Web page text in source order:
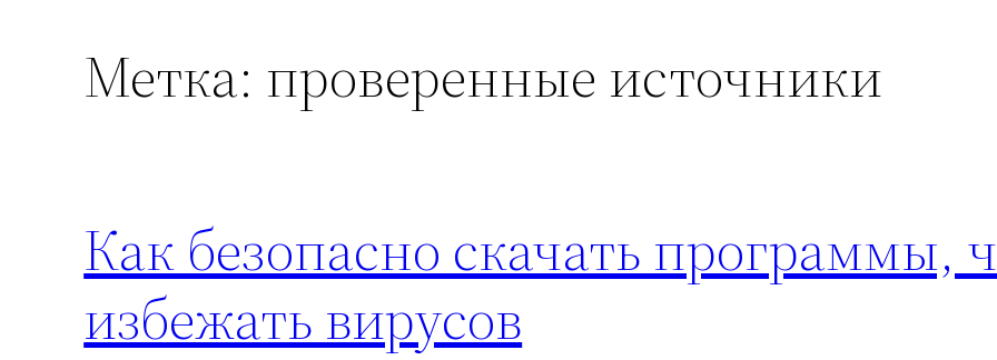
Метка: проверенные источники
Как безопасно скачать программы,
избежать вирусов